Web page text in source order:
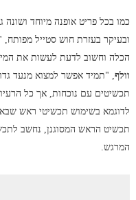
כמו בכל פריט אופנה מיוחד
ובעיקר בעזרת חוש סטייל
הכלה וחשוב לדעת לעשות את
וולף, "תמיד אפשר למצוא מנעד
תכשיטים עם נוכחות, אך כל
לדוגמא בשימוש תכשיטי ראש
תכשיט הראש המסוגנן, נחשב
המרגש.